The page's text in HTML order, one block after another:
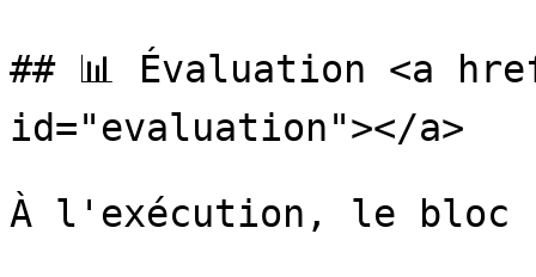
## 📊 Évaluation <a
id="evaluation"></a>
À l'exécution, le bloc